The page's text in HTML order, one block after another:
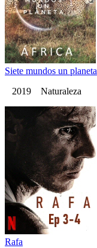
Siete mundos un planeta
2019 Naturaleza
Rafa